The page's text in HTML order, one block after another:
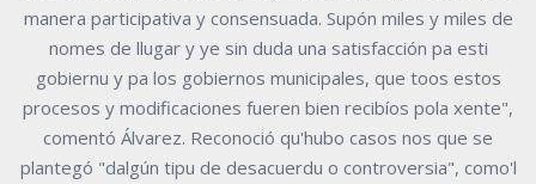
manera participativa y consensuada. Supón miles y miles de
nomes de llugar y ye sin duda una satisfacción pa esti
gobiernu y pa los gobiernos municipales, que toos estos
procesos y modificaciones fueren bien recibíos pola xente",
comentó Álvarez. Reconoció qu'hubo casos nos que se
plantegó "dalgún tipu de desacuerdu o controversia", como'l